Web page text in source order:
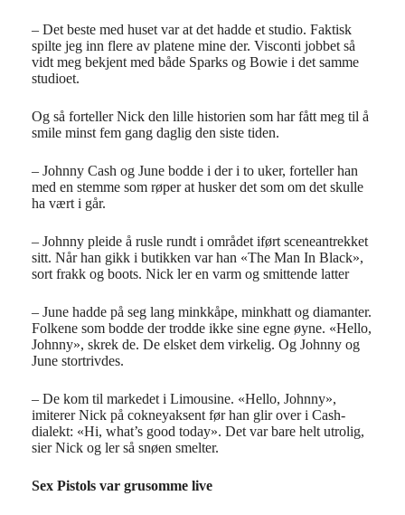
– Det beste med huset var at det hadde et studio. Faktisk
spilte jeg inn flere av platene mine der. Visconti jobbet så
vidt meg bekjent med både Sparks og Bowie i det samme
studioet.
Og så forteller Nick den lille historien som har fått meg til å
smile minst fem gang daglig den siste tiden.
– Johnny Cash og June bodde i der i to uker, forteller han
med en stemme som røper at husker det som om det skulle
ha vært i går.
– Johnny pleide å rusle rundt i området iført sceneantrekket
sitt. Når han gikk i butikken var han «The Man In Black»,
sort frakk og boots. Nick ler en varm og smittende latter
– June hadde på seg lang minkkåpe, minkhatt og diamanter.
Folkene som bodde der trodde ikke sine egne øyne. «Hello,
Johnny», skrek de. De elsket dem virkelig. Og Johnny og
June stortrivdes.
– De kom til markedet i Limousine. «Hello, Johnny»,
imiterer Nick på cokneyaksent før han glir over i Cash-
dialekt: «Hi, what’s good today». Det var bare helt utrolig,
sier Nick og ler så snøen smelter.
Sex Pistols var grusomme live